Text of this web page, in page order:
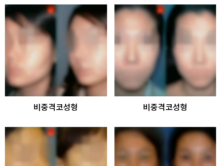
비중격코성형 비중격코성형